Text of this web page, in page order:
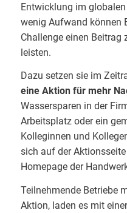
Entwicklung im
wenig Aufwand können
Challenge einen Beitrag
leisten.
Dazu setzen sie im
eine Aktion für mehr
Wassersparen in der
Arbeitsplatz oder ein
Kolleginnen und
sich auf der
Homepage der
Teilnehmende Betriebe
Aktion, laden es mit